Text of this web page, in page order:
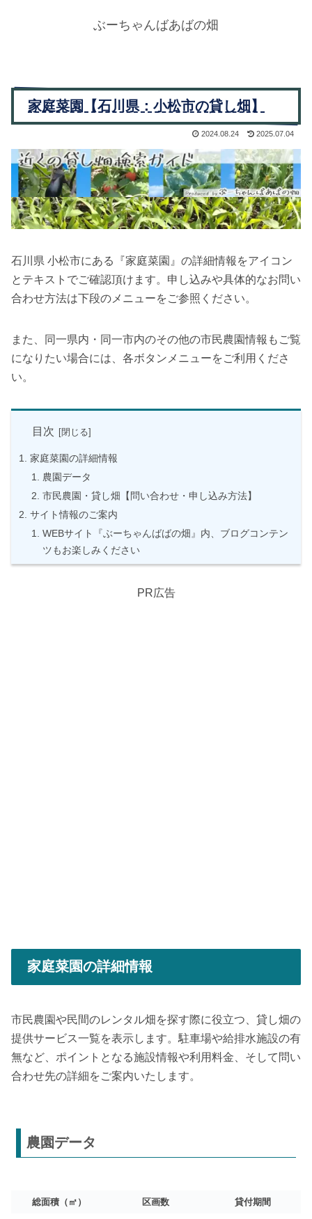
ぶーちゃんばあばの畑
家庭菜園【石川県：小松市の貸し畑】
2024.08.24 2025.07.04
石川県 小松市にある『家庭菜園』の詳細情報をアイコン
とテキストでご確認頂けます。申し込みや具体的なお問い
合わせ方法は下段のメニューをご参照ください。
また、同一県内・同一市内のその他の市民農園情報もご覧
になりたい場合には、各ボタンメニューをご利用くださ
い。
目次
家庭菜園の詳細情報
農園データ
市民農園・貸し畑【問い合わせ・申し込み方法】
サイト情報のご案内
WEBサイト『ぶーちゃんばばの畑』内、ブログコンテン
ツもお楽しみください
PR広告
家庭菜園の詳細情報
市民農園や民間のレンタル畑を探す際に役立つ、貸し畑の
提供サービス一覧を表示します。駐車場や給排水施設の有
無など、ポイントとなる施設情報や利用料金、そして問い
合わせ先の詳細をご案内いたします。
農園データ
総面積（㎡） 区画数 貸付期間